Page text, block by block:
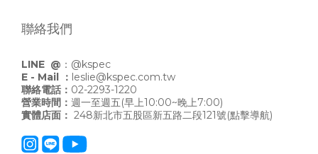
聯絡我們
LINE @ ： @kspec
E - Mail ： leslie@kspec.com.tw
聯絡電話： 02-2293-1220
營業時間： 週一至週五(早上10:00~晚上7:00)
實體店面： 248新北市五股區新五路二段121號(點擊導航)